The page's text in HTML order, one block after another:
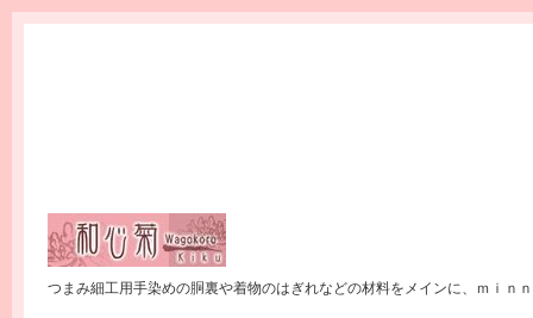
つまみ細工用手染めの胴裏や着物のはぎれなどの材料をメインに、ｍｉｎ